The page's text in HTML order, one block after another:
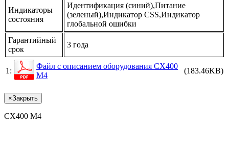
Индикаторы
состояния
Идентификация (синий),Питание
(зеленый),Индикатор CSS,Индикатор
глобальной ошибки
Гарантийный
срок
3 года
1:
Файл с описанием оборудования CX400
M4
(183.46KB)
×Закрыть
CX400 M4